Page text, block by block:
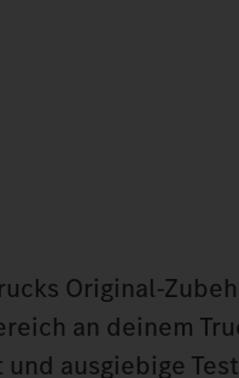
Original-
an deinem
ausgiebige